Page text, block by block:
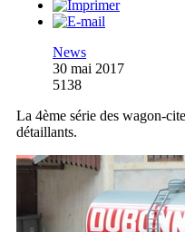
News
30 mai 2017
5138
La 4ème série des wagon-
détaillants.